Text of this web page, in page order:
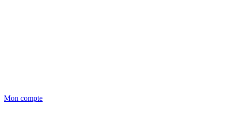
Mon compte